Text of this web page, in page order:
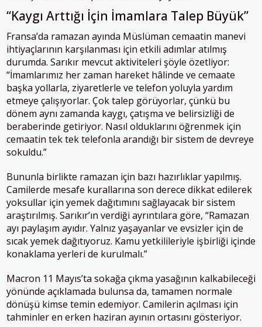
“Kaygı Arttığı İçin İmamlara Talep Büyük”
Fransa’da ramazan ayında Müslüman cemaatin manevi
ihtiyaçlarının karşılanması için etkili adımlar atılmış
durumda. Sarıkır mevcut aktiviteleri şöyle özetliyor:
“İmamlarımız her zaman hareket hâlinde ve cemaate
başka yollarla, ziyaretlerle ve telefon yoluyla yardım
etmeye çalışıyorlar. Çok talep görüyorlar, çünkü bu
dönem aynı zamanda kaygı, çatışma ve belirsizliği de
beraberinde getiriyor. Nasıl olduklarını öğrenmek için
cemaatin tek tek telefonla arandığı bir sistem de devreye
sokuldu.”
Bununla birlikte ramazan için bazı hazırlıklar yapılmış.
Camilerde mesafe kurallarına son derece dikkat edilerek
yoksullar için yemek dağıtımını sağlayacak bir sistem
araştırılmış. Sarıkır’ın verdiği ayrıntılara göre, “Ramazan
ayı paylaşım ayıdır. Yalnız yaşayanlar ve evsizler için de
sıcak yemek dağıtıyoruz. Kamu yetkilileriyle işbirliği içinde
konaklama yerleri de kurulmalı.”
Macron 11 Mayıs’ta sokağa çıkma yasağının kalkabileceği
yönünde açıklamada bulunsa da, tamamen normale
dönüşü kimse temin edemiyor. Camilerin açılması için
tahminler en erken haziran ayının ortasını gösteriyor.